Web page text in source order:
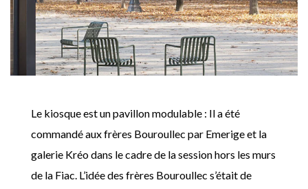
Le kiosque est un pavillon modulable : Il a été
commandé aux frères Bouroullec par Emerige et la
galerie Kréo dans le cadre de la session hors les murs
de la Fiac. L’idée des frères Bouroullec s’était de